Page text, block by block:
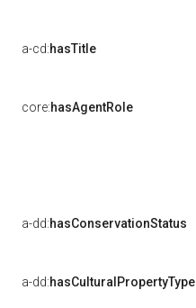
a-cd:hasTitle
core:hasAgentRole
a-dd:hasConservationStatus
a-dd:hasCulturalPropertyType